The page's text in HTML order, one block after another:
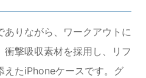
りながら、ワークアウトに
衝撃吸収素材を採用し、リフ
えたiPhoneケースです。グ